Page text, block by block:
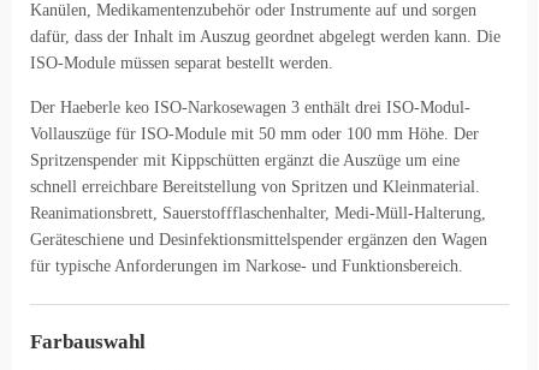
Kanülen, Medikamentenzubehör oder Instrumente auf und sorgen
dafür, dass der Inhalt im Auszug geordnet abgelegt werden kann. Die
ISO-Module müssen separat bestellt werden.
Der Haeberle keo ISO-Narkosewagen 3 enthält drei ISO-Modul-
Vollauszüge für ISO-Module mit 50 mm oder 100 mm Höhe. Der
Spritzenspender mit Kippschütten ergänzt die Auszüge um eine
schnell erreichbare Bereitstellung von Spritzen und Kleinmaterial.
Reanimationsbrett, Sauerstoffflaschenhalter, Medi-Müll-Halterung,
Geräteschiene und Desinfektionsmittelspender ergänzen den Wagen
für typische Anforderungen im Narkose- und Funktionsbereich.
Farbauswahl